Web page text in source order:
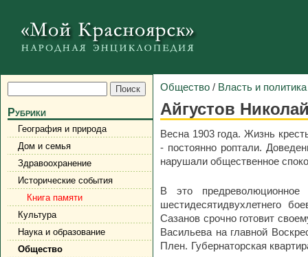
Рубрики
География и природа
Дом и семья
Здравоохранение
Исторические события
Книга памяти
Культура
Наука и образование
Общество
Общество / Власть и политика
Айгустов
Весна 1903 года. Жизнь
- постоянно роптали.
нарушали общественное
В это предреволюционное
шестидесятидвухлетнего
Сазанов срочно готовит
Васильева на главной
Плен. Губернаторская